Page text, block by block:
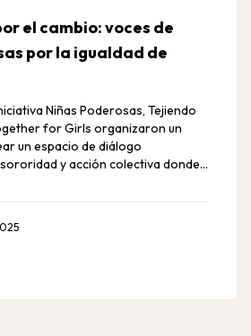
el cambio: voces de
por la igualdad de
Niñas Poderosas, Tejiendo
for Girls organizaron un
un espacio de diálogo
y acción colectiva donde